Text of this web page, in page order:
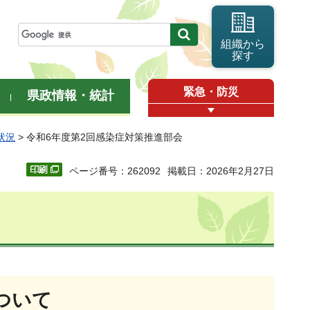
組織から
探す
県政情報・統計 緊急・防災
況 > 令和6年度第2回感染症対策推進部会
ページ番号：262092 掲載日：2026年2月27日
いて